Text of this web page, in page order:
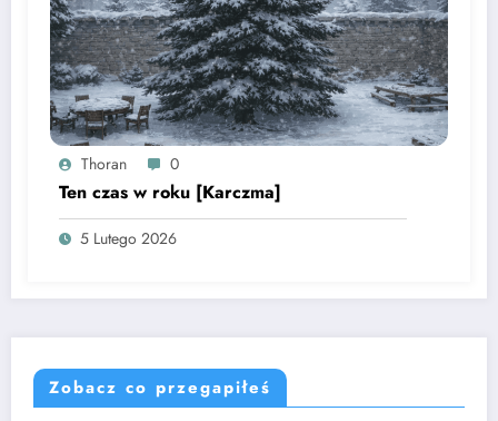
Thoran 0
Ten czas w roku [Karczma]
5 Lutego 2026
Zobacz co przegapiłeś